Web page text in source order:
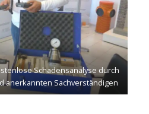
Schadensanalyse durch
anerkannten Sachverständigen